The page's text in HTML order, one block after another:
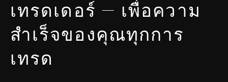
เทรดเดอร์ — เพื่อความ
สำเร็จของคุณทุกการ
เทรด